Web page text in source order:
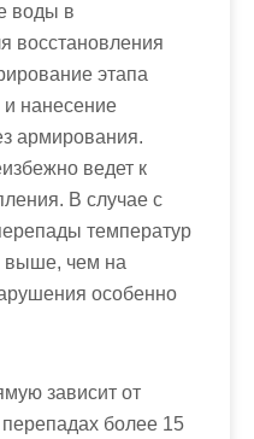
воды в
восстановления
этапа
и нанесение
армирования.
ведет к
В случае с
температур
выше, чем на
особенно
зависит от
более 15